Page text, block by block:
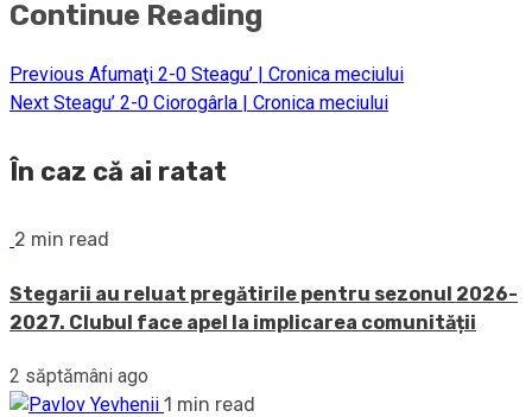
Continue Reading
Previous Afumaţi 2-0 Steagu’ | Cronica meciului
Next Steagu’ 2-0 Ciorogârla | Cronica meciului
În caz că ai ratat
2 min read
Stegarii au reluat pregătirile pentru sezonul 2026-
2027. Clubul face apel la implicarea comunității
2 săptămâni ago
1 min read